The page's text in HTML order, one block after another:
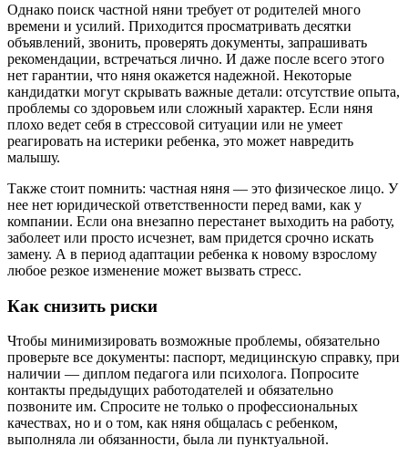
Однако поиск частной няни требует от родителей много
времени и усилий. Приходится просматривать десятки
объявлений, звонить, проверять документы, запрашивать
рекомендации, встречаться лично. И даже после всего этого
нет гарантии, что няня окажется надежной. Некоторые
кандидатки могут скрывать важные детали: отсутствие опыта,
проблемы со здоровьем или сложный характер. Если няня
плохо ведет себя в стрессовой ситуации или не умеет
реагировать на истерики ребенка, это может навредить
малышу.
Также стоит помнить: частная няня — это физическое лицо. У
нее нет юридической ответственности перед вами, как у
компании. Если она внезапно перестанет выходить на работу,
заболеет или просто исчезнет, вам придется срочно искать
замену. А в период адаптации ребенка к новому взрослому
любое резкое изменение может вызвать стресс.
Как снизить риски
Чтобы минимизировать возможные проблемы, обязательно
проверьте все документы: паспорт, медицинскую справку, при
наличии — диплом педагога или психолога. Попросите
контакты предыдущих работодателей и обязательно
позвоните им. Спросите не только о профессиональных
качествах, но и о том, как няня общалась с ребенком,
выполняла ли обязанности, была ли пунктуальной.